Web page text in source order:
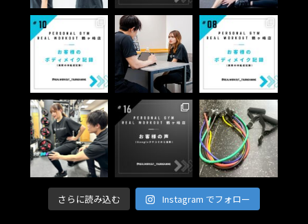
さらに読み込む Instagram でフォロー